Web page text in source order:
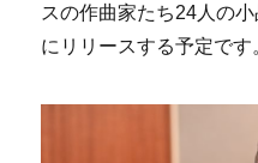
スの作曲家たち24人の
にリリースする予定です